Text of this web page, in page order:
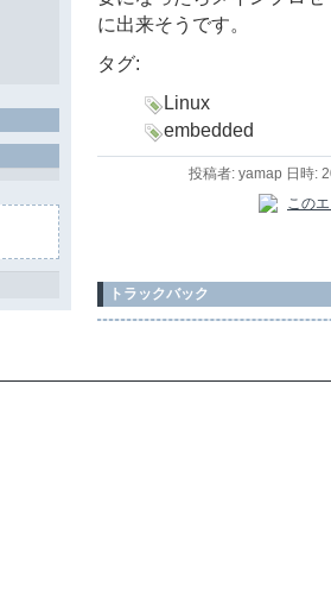
に出来そうです。
タグ:
Linux
embedded
投稿者: yamap 日時:
トラックバック